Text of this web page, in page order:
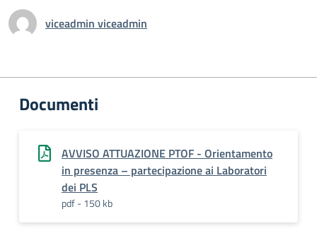
viceadmin viceadmin
Documenti
AVVISO ATTUAZIONE PTOF - Orientamento
in presenza – partecipazione ai Laboratori
dei PLS
pdf - 150 kb